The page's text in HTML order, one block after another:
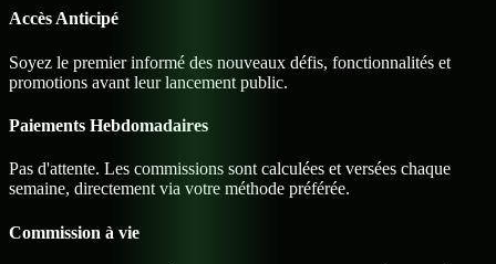
Accès Anticipé
Soyez le premier informé des nouveaux défis, fonctionnalités et
promotions avant leur lancement public.
Paiements Hebdomadaires
Pas d'attente. Les commissions sont calculées et versées chaque
semaine, directement via votre méthode préférée.
Commission à vie